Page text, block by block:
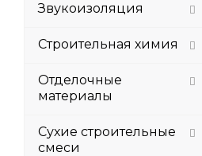
Звукоизоляция
Строительная химия
Отделочные
материалы
Сухие строительные
смеси